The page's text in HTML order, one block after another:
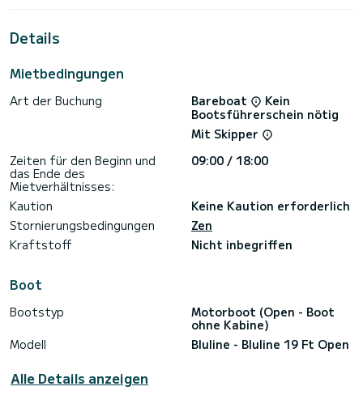
Details
Mietbedingungen
Art der Buchung Bareboat
Kein
Bootsführerschein nötig
Mit Skipper
Zeiten für den Beginn und
das Ende des
Mietverhältnisses:
09:00 / 18:00
Kaution
Keine Kaution erforderlich
Stornierungsbedingungen
Zen
Kraftstoff
Nicht inbegriffen
Boot
Bootstyp
Motorboot (Open - Boot
ohne Kabine)
Modell
Bluline - Bluline 19 Ft Open
Alle Details anzeigen